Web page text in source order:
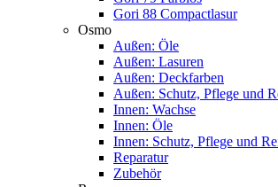
Gori 88 Compactlasur
Osmo
Außen: Öle
Außen: Lasuren
Außen: Deckfarben
Außen: Schutz, Pflege und
Innen: Wachse
Innen: Öle
Innen: Schutz, Pflege und
Reparatur
Zubehör